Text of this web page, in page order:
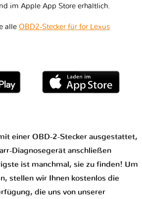
im Apple App Store erhältlich.
alle OBD2-Stecker für for Lexus
einer OBD-2-Stecker ausgestattet,
Diagnosegerät anschließen
ist manchmal, sie zu finden! Um
stellen wir Ihnen kostenlos die
die uns von unserer